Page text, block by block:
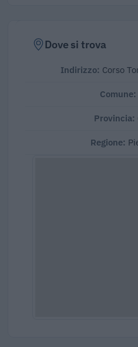
Dove si trova
Indirizzo: Corso
Comune:
Provincia:
Regione: